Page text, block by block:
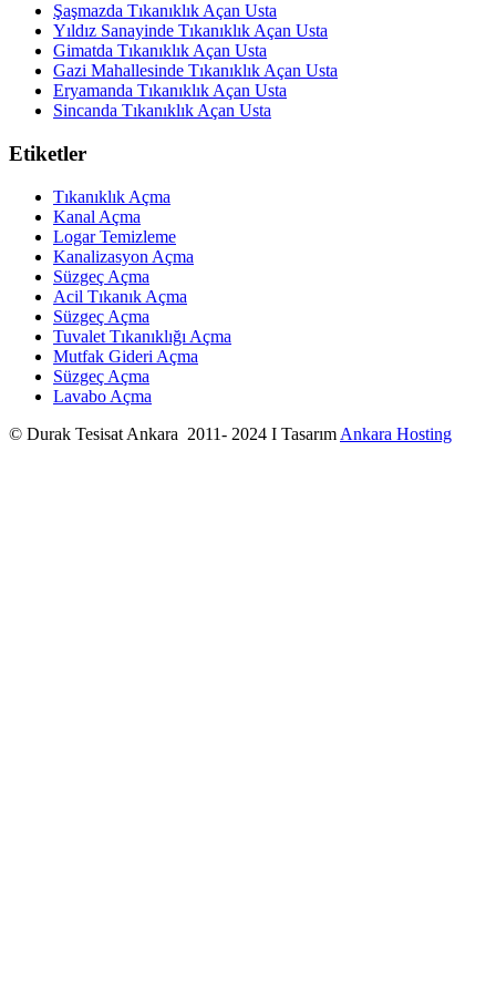
Şaşmazda Tıkanıklık Açan Usta
Yıldız Sanayinde Tıkanıklık Açan Usta
Gimatda Tıkanıklık Açan Usta
Gazi Mahallesinde Tıkanıklık Açan Usta
Eryamanda Tıkanıklık Açan Usta
Sincanda Tıkanıklık Açan Usta
Etiketler
Tıkanıklık Açma
Kanal Açma
Logar Temizleme
Kanalizasyon Açma
Süzgeç Açma
Acil Tıkanık Açma
Süzgeç Açma
Tuvalet Tıkanıklığı Açma
Mutfak Gideri Açma
Süzgeç Açma
Lavabo Açma
© Durak Tesisat Ankara 2011- 2024 I Tasarım Ankara Hosting